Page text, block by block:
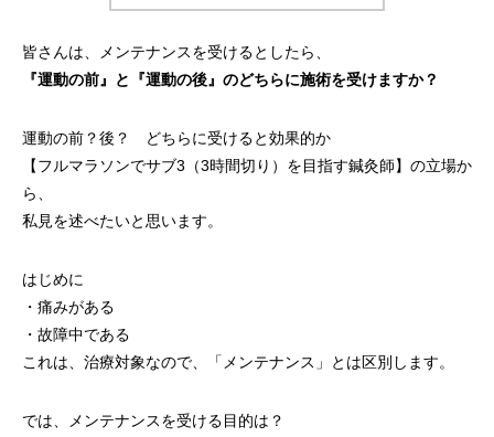
皆さんは、メンテナンスを受けるとしたら、
『運動の前』と『運動の後』のどちらに施術を受けますか？
運動の前？後？ どちらに受けると効果的か
【フルマラソンでサブ3（3時間切り）を目指す鍼灸師】の立場か
ら、
私見を述べたいと思います。
はじめに
・痛みがある
・故障中である
これは、治療対象なので、「メンテナンス」とは区別します。
では、メンテナンスを受ける目的は？